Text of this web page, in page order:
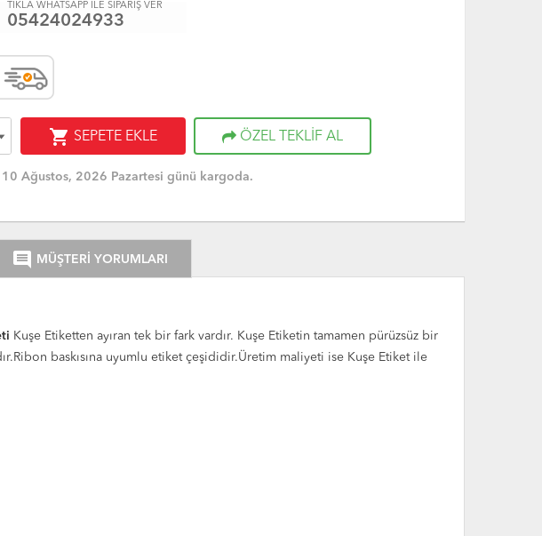
TIKLA WHATSAPP İLE SİPARİŞ VER
05424024933
shopping_cart SEPETE EKLE ÖZEL TEKLİF AL
10 Ağustos, 2026 Pazartesi günü kargoda.
comment MÜŞTERİ YORUMLARI
Kuşe Etiketten ayıran tek bir fark vardır. Kuşe Etiketin tamamen pürüzsüz bir
baskısına uyumlu etiket çeşididir.Üretim maliyeti ise Kuşe Etiket ile